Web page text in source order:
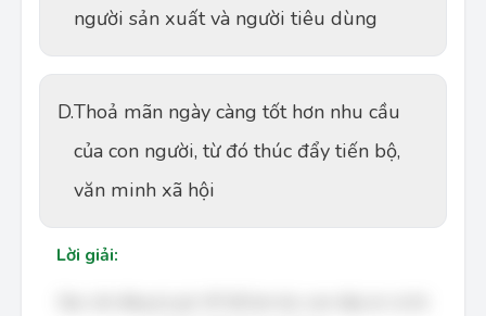
người sản xuất và người tiêu dùng
D.Thoả mãn ngày càng tốt hơn nhu cầu
của con người, từ đó thúc đẩy tiến bộ,
văn minh xã hội
Lời giải: